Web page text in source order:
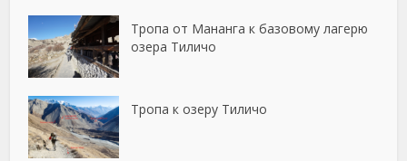
Тропа от Мананга к базовому лагерю
озера Тиличо
Тропа к озеру Тиличо